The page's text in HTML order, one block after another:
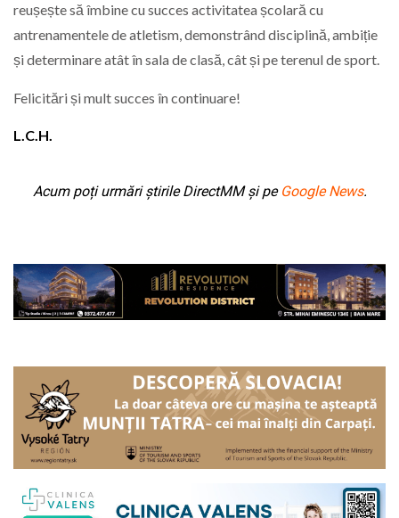
reușește să îmbine cu succes activitatea școlară cu
antrenamentele de atletism, demonstrând disciplină, ambiție
și determinare atât în sala de clasă, cât și pe terenul de sport.
Felicitări și mult succes în continuare!
L.C.H.
Acum poți urmări știrile DirectMM și pe Google News.